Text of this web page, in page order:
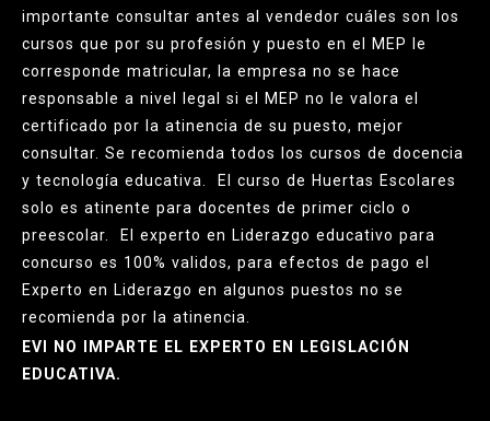
importante consultar antes al vendedor cuáles son los
cursos que por su profesión y puesto en el MEP le
corresponde matricular, la empresa no se hace
responsable a nivel legal si el MEP no le valora el
certificado por la atinencia de su puesto, mejor
consultar. Se recomienda todos los cursos de docencia
y tecnología educativa. El curso de Huertas Escolares
solo es atinente para docentes de primer ciclo o
preescolar. El experto en Liderazgo educativo para
concurso es 100% validos, para efectos de pago el
Experto en Liderazgo en algunos puestos no se
recomienda por la atinencia.
EVI NO IMPARTE EL EXPERTO EN LEGISLACIÓN
EDUCATIVA.